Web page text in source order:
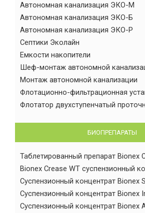
Автономная канализация ЭКО-М
Автономная канализация ЭКО-Б
Автономная канализация ЭКО-Р
Септики Эколайн
Емкости накопители
Шеф-монтаж автономной
Монтаж автономной канализации
Флотационно-фильтрационная
Флотатор двухступенчатый
БИОПРЕПАРАТЫ
Таблетированный препарат Bionex
Bionex Crease WT суспензионный
Суспензионный концентрат Bionex
Суспензионный концентрат Bionex
Суспензионный концентрат Bionex